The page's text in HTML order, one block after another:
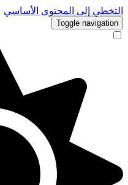
التخطي إلى المحتوى الأساسي
Toggle navigation